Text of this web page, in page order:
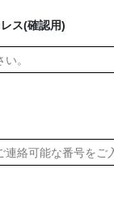
ス(確認用)